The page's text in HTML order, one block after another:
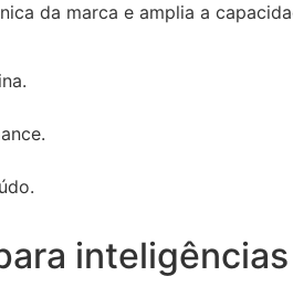
da marca e amplia a